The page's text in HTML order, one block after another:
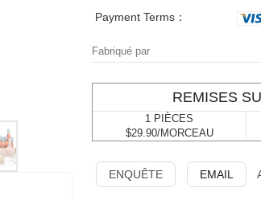
Payment Terms：
Fabriqué par
REMISES
1 PIÈCES
$29.90/MORCEAU
ENQUÊTE EMAIL